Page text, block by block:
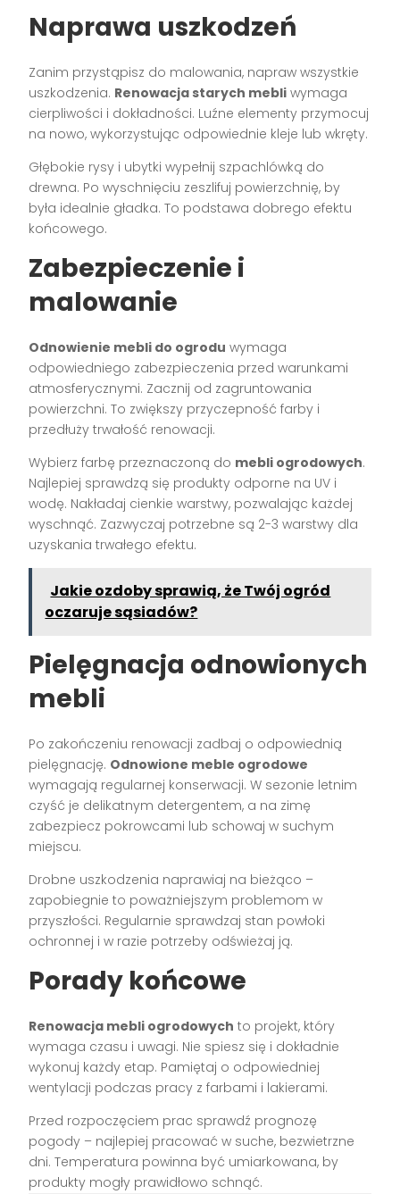
Naprawa uszkodzeń
Zanim przystąpisz do malowania, napraw wszystkie
uszkodzenia. Renowacja starych mebli wymaga
cierpliwości i dokładności. Luźne elementy przymocuj
na nowo, wykorzystując odpowiednie kleje lub wkręty.
Głębokie rysy i ubytki wypełnij szpachlówką do
drewna. Po wyschnięciu zeszlifuj powierzchnię, by
była idealnie gładka. To podstawa dobrego efektu
końcowego.
Zabezpieczenie i
malowanie
Odnowienie mebli do ogrodu wymaga
odpowiedniego zabezpieczenia przed warunkami
atmosferycznymi. Zacznij od zagruntowania
powierzchni. To zwiększy przyczepność farby i
przedłuży trwałość renowacji.
Wybierz farbę przeznaczoną do mebli ogrodowych.
Najlepiej sprawdzą się produkty odporne na UV i
wodę. Nakładaj cienkie warstwy, pozwalając każdej
wyschnąć. Zazwyczaj potrzebne są 2-3 warstwy dla
uzyskania trwałego efektu.
Jakie ozdoby sprawią, że Twój ogród
oczaruje sąsiadów?
Pielęgnacja odnowionych
mebli
Po zakończeniu renowacji zadbaj o odpowiednią
pielęgnację. Odnowione meble ogrodowe
wymagają regularnej konserwacji. W sezonie letnim
czyść je delikatnym detergentem, a na zimę
zabezpiecz pokrowcami lub schowaj w suchym
miejscu.
Drobne uszkodzenia naprawiaj na bieżąco –
zapobiegnie to poważniejszym problemom w
przyszłości. Regularnie sprawdzaj stan powłoki
ochronnej i w razie potrzeby odświeżaj ją.
Porady końcowe
Renowacja mebli ogrodowych to projekt, który
wymaga czasu i uwagi. Nie spiesz się i dokładnie
wykonuj każdy etap. Pamiętaj o odpowiedniej
wentylacji podczas pracy z farbami i lakierami.
Przed rozpoczęciem prac sprawdź prognozę
pogody – najlepiej pracować w suche, bezwietrzne
dni. Temperatura powinna być umiarkowana, by
produkty mogły prawidłowo schnąć.